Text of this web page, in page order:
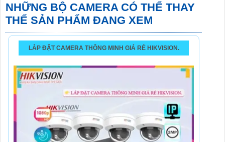
NHỮNG BỘ CAMERA CÓ THỂ THAY
THẾ SẢN PHẨM ĐANG XEM
LẮP ĐẶT CAMERA THÔNG MINH GIÁ RẺ HIKVISION.